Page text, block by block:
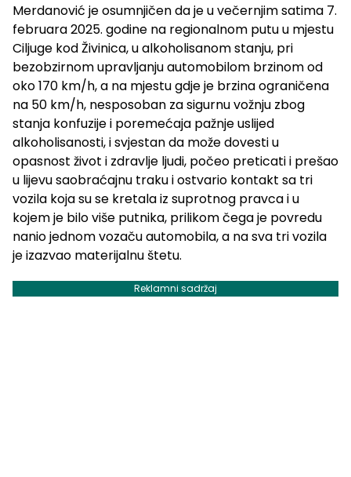
Merdanović je osumnjičen da je u večernjim satima 7.
februara 2025. godine na regionalnom putu u mjestu
Ciljuge kod Živinica, u alkoholisanom stanju, pri
bezobzirnom upravljanju automobilom brzinom od
oko 170 km/h, a na mjestu gdje je brzina ograničena
na 50 km/h, nesposoban za sigurnu vožnju zbog
stanja konfuzije i poremećaja pažnje uslijed
alkoholisanosti, i svjestan da može dovesti u
opasnost život i zdravlje ljudi, počeo preticati i prešao
u lijevu saobraćajnu traku i ostvario kontakt sa tri
vozila koja su se kretala iz suprotnog pravca i u
kojem je bilo više putnika, prilikom čega je povredu
nanio jednom vozaču automobila, a na sva tri vozila
je izazvao materijalnu štetu.
Reklamni sadržaj